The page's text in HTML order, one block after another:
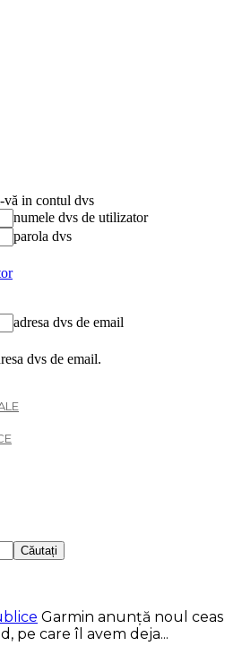
in contul dvs
numele dvs de utilizator
parola dvs
adresa dvs de email
dvs de email.
Garmin anunță noul ceas
pe care îl avem deja...